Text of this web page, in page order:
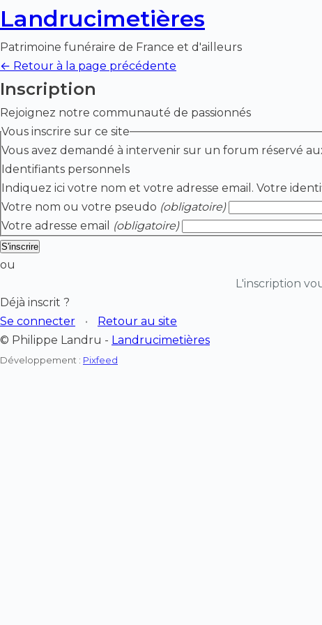
Landrucimetières
Patrimoine funéraire de France et d'ailleurs
← Retour à la page précédente
Inscription
Rejoignez notre communauté de passionnés
Vous inscrire sur ce site
Vous avez demandé à
Identifiants personnels
Indiquez ici votre nom et votre adresse email. Votre
Votre nom ou votre pseudo (obligatoire)
Votre adresse email
(obligatoire)
ou
L'inscription
Déjà inscrit ?
Se connecter
•
Retour au site
© Philippe Landru - Landrucimetières
Développement : Pixfeed